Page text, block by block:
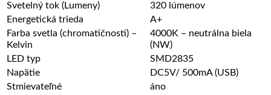
Svetelný tok (Lumeny)
320 lúmenov
Energetická trieda
A+
Farba svetla (chromatičnosti) –
Kelvin
4000K – neutrálna biela
(NW)
LED typ
SMD2835
Napätie
DC5V/ 500mA (USB)
Stmievateľné
áno